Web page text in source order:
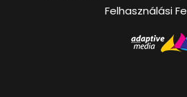
Felhasználási